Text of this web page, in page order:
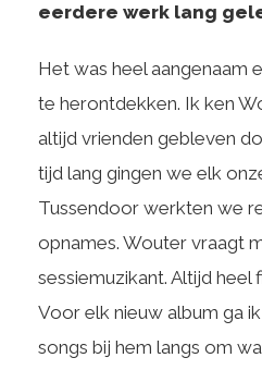
eerdere werk lang
Het was heel aangenaam
te herontdekken. Ik ken
altijd vrienden gebleven
tijd lang gingen we elk
Tussendoor werkten we
opnames. Wouter vraagt
sessiemuzikant. Altijd
Voor elk nieuw album ga
songs bij hem langs om